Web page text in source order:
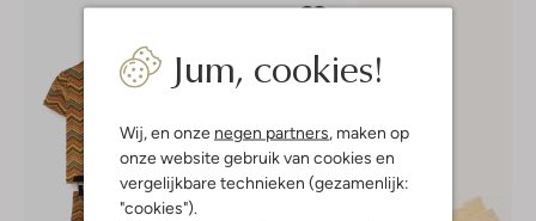
Jum, cookies!
Wij, en onze negen partners , maken op
onze website gebruik van cookies en
vergelijkbare technieken (gezamenlijk:
"cookies").